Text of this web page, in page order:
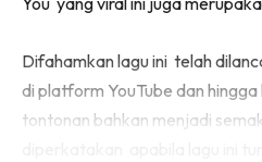
Difahamkan lagu ini telah
di platform YouTube dan
tontonan bahkan menjadi